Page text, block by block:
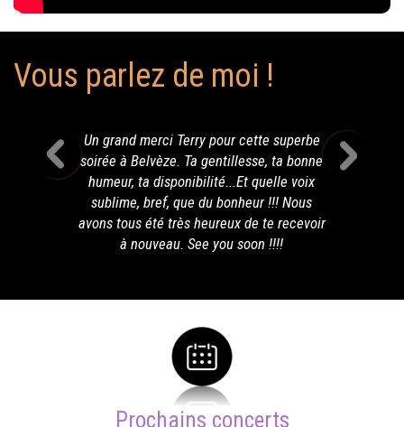
Vous parlez de moi !
Un grand merci Terry pour cette superbe
soirée à Belvèze. Ta gentillesse, ta bonne
humeur, ta disponibilité...Et quelle voix
sublime, bref, que du bonheur !!! Nous
avons tous été très heureux de te recevoir
à nouveau. See you soon !!!!
Prochains concerts